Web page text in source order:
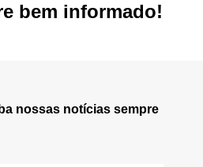
bem informado!
nossas notícias sempre